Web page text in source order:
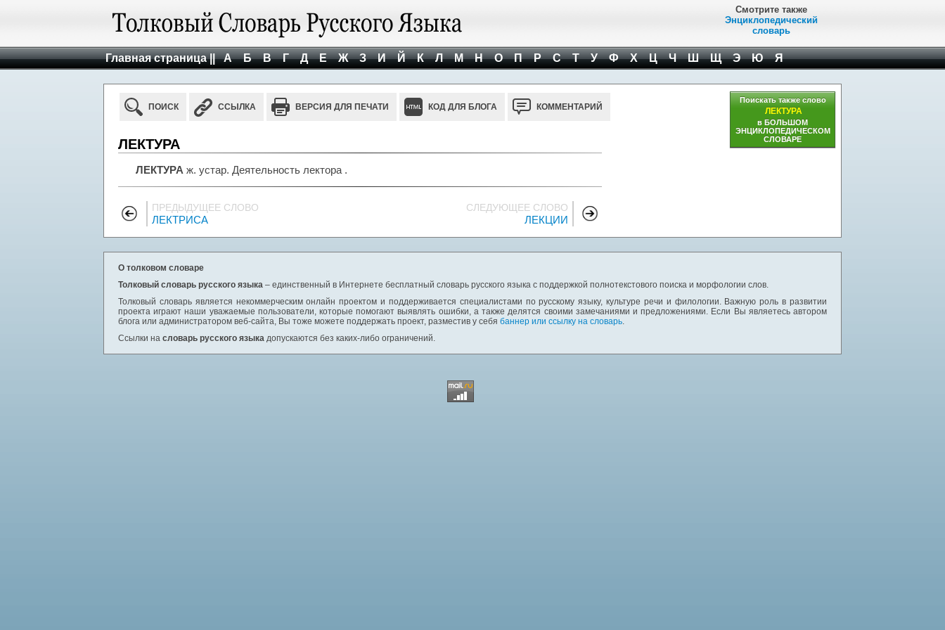
Смотрите также
Энциклопедический
словарь
Главная страница || А Б В Г Д Е Ж З И Й К Л М Н О П Р С Т У Ф Х Ц Ч Ш Щ Э Ю Я
ПОИСК ССЫЛКА ВЕРСИЯ ДЛЯ ПЕЧАТИ КОД ДЛЯ БЛОГА КОММЕНТАРИЙ
ЛЕКТУРА
ЛЕКТУРА ж. устар. Деятельность лектора .
ПРЕДЫДУЩЕЕ СЛОВО
ЛЕКТРИСА
СЛЕДУЮЩЕЕ СЛОВО
ЛЕКЦИИ
Поискать также слово
ЛЕКТУРА
в БОЛЬШОМ
ЭНЦИКЛОПЕДИЧЕСКОМ
СЛОВАРЕ
О толковом словаре
Толковый словарь русского языка – единственный в Интернете бесплатный словарь русского языка с поддержкой полнотекстового поиска и морфологии слов.
Толковый словарь является некоммерческим онлайн проектом и поддерживается специалистами по русскому языку, культуре речи и филологии. Важную роль в развитии
проекта играют наши уважаемые пользователи, которые помогают выявлять ошибки, а также делятся своими замечаниями и предложениями. Если Вы являетесь автором
блога или администратором веб-сайта, Вы тоже можете поддержать проект, разместив у себя баннер или ссылку на словарь.
Ссылки на словарь русского языка допускаются без каких-либо ограничений.